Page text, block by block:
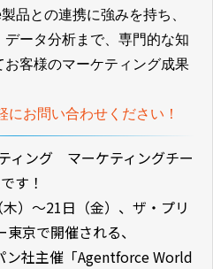
品との連携に強みを持ち、
ータ分析まで、専門的な知
客様のマーケティング成果
お問い合わせください！
ィング マーケティングチー
す！
）〜21日（金）、ザ・プリ
京で開催される、
ン社主催「Agentforce World